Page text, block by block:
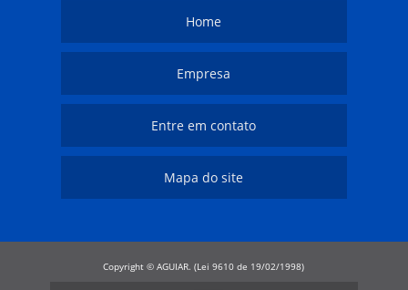
Home
Empresa
Entre em contato
Mapa do site
Copyright © AGUIAR. (Lei 9610 de 19/02/1998)